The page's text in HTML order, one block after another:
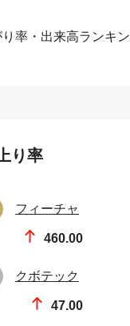
率・出来高ランキ